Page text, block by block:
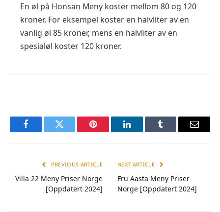
En øl på Honsan Meny koster mellom 80 og 120
kroner. For eksempel koster en halvliter av en
vanlig øl 85 kroner, mens en halvliter av en
spesialøl koster 120 kroner.
FacebookTwitter Pinterest LinkedInTumblr Email
PREVIOUS ARTICLE
Villa 22 Meny Priser Norge
[Oppdatert 2024]
NEXT ARTICLE
Fru Aasta Meny Priser
Norge [Oppdatert 2024]